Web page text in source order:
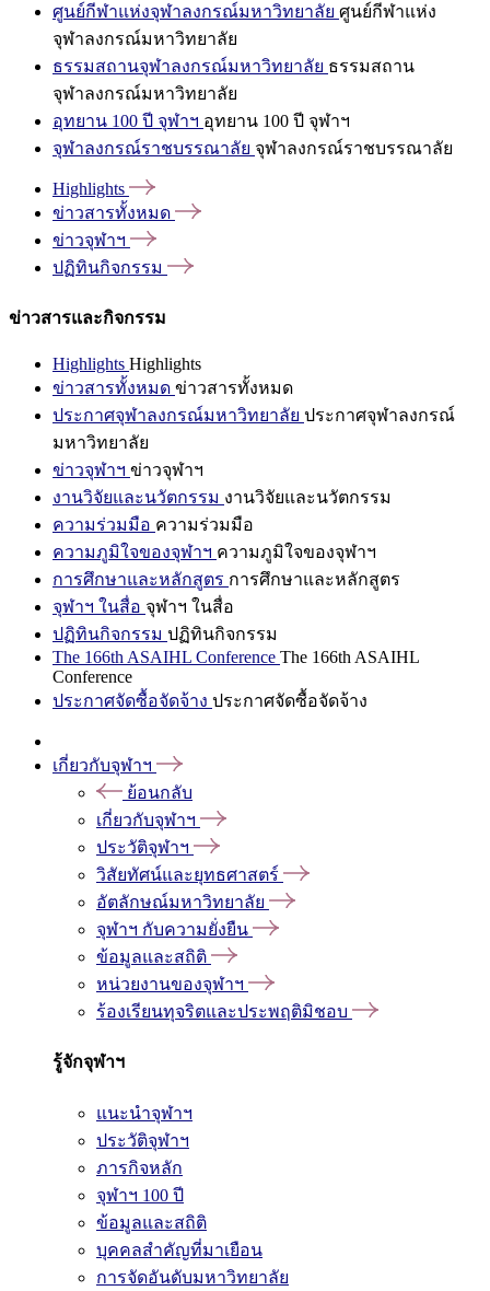
ศูนย์กีฬาแห่งจุฬาลงกรณ์มหาวิทยาลัย ศูนย์กีฬาแห่ง
จุฬาลงกรณ์มหาวิทยาลัย
ธรรมสถานจุฬาลงกรณ์มหาวิทยาลัย ธรรมสถาน
จุฬาลงกรณ์มหาวิทยาลัย
อุทยาน 100 ปี จุฬาฯ อุทยาน 100 ปี จุฬาฯ
จุฬาลงกรณ์ราชบรรณาลัย จุฬาลงกรณ์ราชบรรณาลัย
Highlights
ข่าวสารทั้งหมด
ข่าวจุฬาฯ
ปฏิทินกิจกรรม
ข่าวสารและกิจกรรม
Highlights Highlights
ข่าวสารทั้งหมด ข่าวสารทั้งหมด
ประกาศจุฬาลงกรณ์มหาวิทยาลัย ประกาศจุฬาลงกรณ์
มหาวิทยาลัย
ข่าวจุฬาฯ ข่าวจุฬาฯ
งานวิจัยและนวัตกรรม งานวิจัยและนวัตกรรม
ความร่วมมือ ความร่วมมือ
ความภูมิใจของจุฬาฯ ความภูมิใจของจุฬาฯ
การศึกษาและหลักสูตร การศึกษาและหลักสูตร
จุฬาฯ ในสื่อ จุฬาฯ ในสื่อ
ปฏิทินกิจกรรม ปฏิทินกิจกรรม
The 166th ASAIHL Conference The 166th ASAIHL
Conference
ประกาศจัดซื้อจัดจ้าง ประกาศจัดซื้อจัดจ้าง
เกี่ยวกับจุฬาฯ
ย้อนกลับ
เกี่ยวกับจุฬาฯ
ประวัติจุฬาฯ
วิสัยทัศน์และยุทธศาสตร์
อัตลักษณ์มหาวิทยาลัย
จุฬาฯ กับความยั่งยืน
ข้อมูลและสถิติ
หน่วยงานของจุฬาฯ
ร้องเรียนทุจริตและประพฤติมิชอบ
รู้จักจุฬาฯ
แนะนำจุฬาฯ
ประวัติจุฬาฯ
ภารกิจหลัก
จุฬาฯ 100 ปี
ข้อมูลและสถิติ
บุคคลสำคัญที่มาเยือน
การจัดอันดับมหาวิทยาลัย